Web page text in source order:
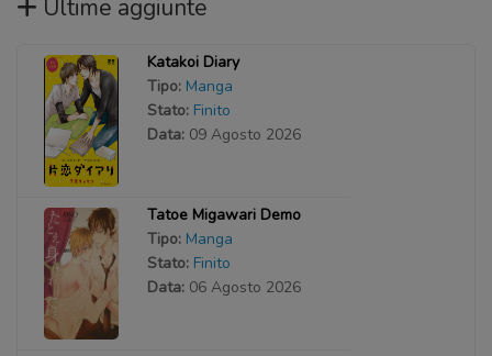
Ultime aggiunte
Katakoi Diary
Tipo: Manga
Stato: Finito
Data: 09 Agosto 2026
Tatoe Migawari Demo
Tipo: Manga
Stato: Finito
Data: 06 Agosto 2026